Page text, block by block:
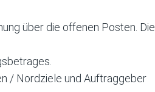
über die offenen Posten. Die
/ Nordziele und Auftraggeber